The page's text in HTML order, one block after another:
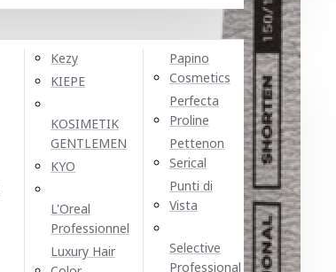
Kezy
KIEPE
KOSIMETIK
GENTLEMEN
KYO
L'Oreal
Professionnel
Luxury Hair
Papino
Cosmetics
Perfecta
Proline
Pettenon
Serical
Punti di
Vista
Selective
Professional